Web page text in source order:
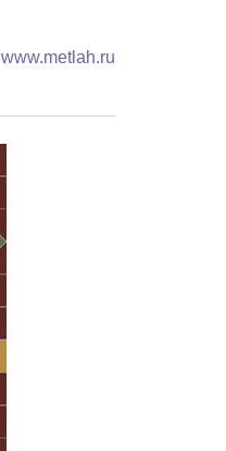
www.metlah.ru